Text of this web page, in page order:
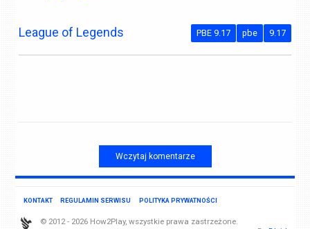
League of Legends 9.17
pbe
PBE 9.17
Wczytaj komentarze
KONTAKT REGULAMIN SERWISU POLITYKA PRYWATNOŚCI
© 2012 - 2026 How2Play, wszystkie prawa zastrzeżone.